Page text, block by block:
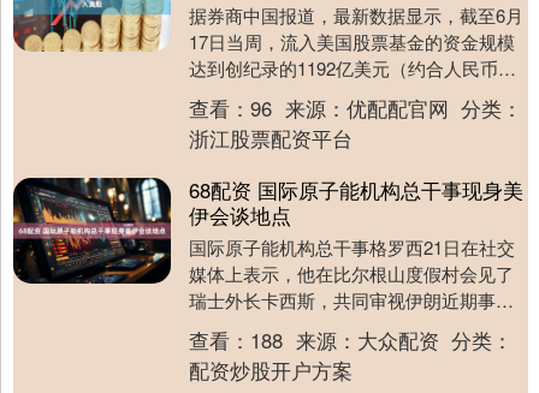
据券商中国报道，最新数据显示，截至6月
17日当周，流入美国股票基金的资金规模
达到创纪录的1192亿美元（约合人民币
8100亿元），创出历史单周流入新高。其
中，科....
查看： 96 来源： 优配配官网 分类：
浙江股票配资平台
68配资 国际原子能机构总干事现身美
伊会谈地点
国际原子能机构总干事格罗西21日在社交
媒体上表示，他在比尔根山度假村会见了
瑞士外长卡西斯，共同审视伊朗近期事态
发展、前进道路以及国际原子能机构的重
要作用。....
查看： 188 来源： 大众配资 分类：
配资炒股开户方案